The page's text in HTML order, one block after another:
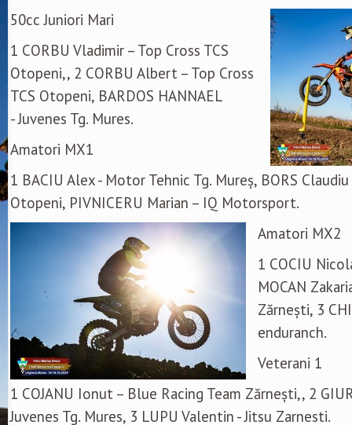
50cc Juniori Mari
1 CORBU Vladimir – Top Cross TCS
Otopeni,, 2 CORBU Albert – Top Cross
TCS Otopeni, BARDOS HANNAEL
- Juvenes Tg. Mures.
Amatori MX1
1 BACIU Alex - Motor Tehnic Tg. Mureș, BORS Claudiu
Otopeni, PIVNICERU Marian – IQ Motorsport.
Amatori MX2
1 COCIU
MOCAN
Zărnești, 3
enduranch.
Veterani 1
1 COJANU Ionut – Blue Racing Team Zărnești,, 2
Juvenes Tg. Mures, 3 LUPU Valentin - Jitsu Zarnesti.